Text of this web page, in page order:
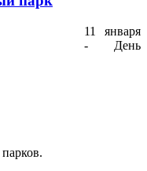
11 января
- День